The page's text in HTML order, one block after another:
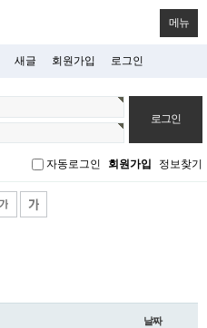
메뉴
새글 회원가입 로그인
자동로그인 회원가입 정보찾기
날짜